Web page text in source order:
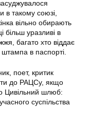
в такому союзі,
вільно обирають
більш уразливі в
багато хто віддає
в паспорті.
поет, критик
до РАЦСу, якщо
Цивільний шлюб:
суспільства